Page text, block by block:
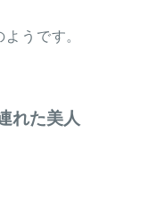
うです。
れた美人